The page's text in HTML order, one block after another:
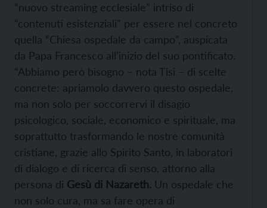
“nuovo streaming ecclesiale” intriso di
“contenuti esistenziali” per essere nel concreto
quella “Chiesa ospedale da campo”, auspicata
da Papa Francesco all’inizio del suo pontificato.
“Abbiamo però bisogno – nota Tisi – di scelte
concrete: apriamolo davvero questo ospedale,
ma non solo per soccorrervi il disagio
psicologico, sociale, economico e spirituale, ma
soprattutto trasformando le nostre comunità
cristiane, grazie allo Spirito Santo, in laboratori
di dialogo e di ricerca di senso, attorno alla
persona di Gesù di Nazareth. Un ospedale che
non solo cura, ma sa fare opera di